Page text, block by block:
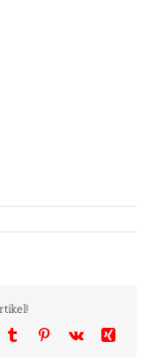
TumblrPinterest
Vk
Xing